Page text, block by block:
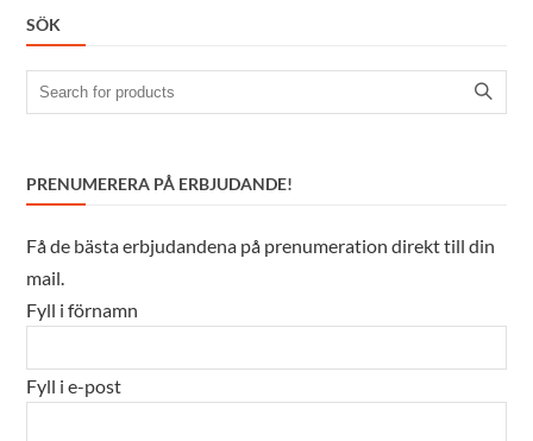
SÖK
Search
for:
PRENUMERERA PÅ ERBJUDANDE!
Få de bästa erbjudandena på prenumeration direkt till din
mail.
Fyll i förnamn
Fyll i e-post